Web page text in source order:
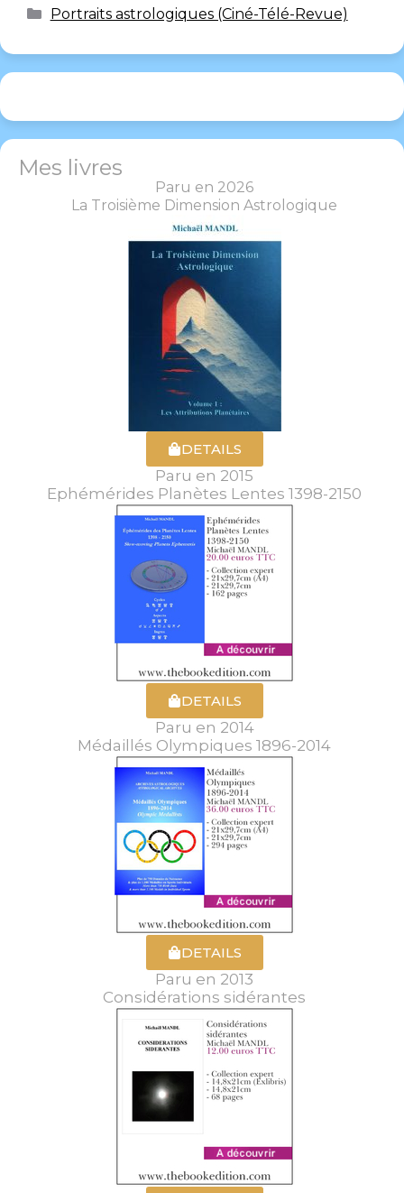
Portraits astrologiques (Ciné-Télé-Revue)
Mes livres
Paru en 2026
La Troisième Dimension Astrologique
DETAILS
Paru en 2015
Ephémérides Planètes Lentes 1398-2150
DETAILS
Paru en 2014
Médaillés Olympiques 1896-2014
DETAILS
Paru en 2013
Considérations sidérantes